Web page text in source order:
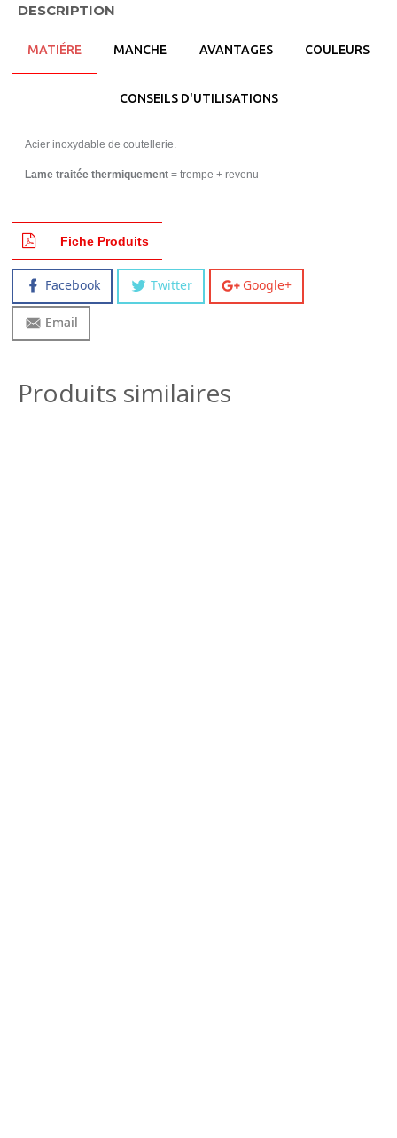
DESCRIPTION
MATIÉRE MANCHE AVANTAGES COULEURS
CONSEILS D'UTILISATIONS
Acier inoxydable de coutellerie.
Lame traitée thermiquement = trempe + revenu
Fiche Produits
Facebook Twitter Google+
Email
Produits similaires